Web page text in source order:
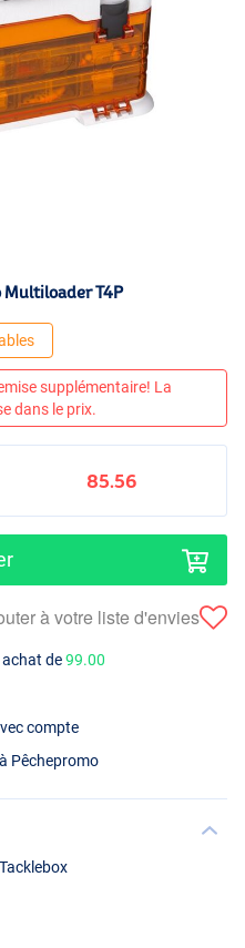
Multiloader T4P
supplémentaire! La
dans le prix.
85.56
à votre liste d'envies
achat de99.00
compte
à Pêchepromo